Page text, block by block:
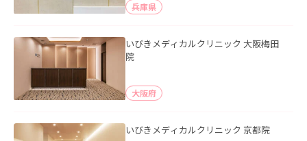
兵庫県
いびきメディカルクリニック 大阪梅田
院
大阪府
いびきメディカルクリニック 京都院